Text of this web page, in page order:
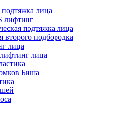
лица
лифтинг
подтяжка лица
второго подбородка
лица
лица
Биша